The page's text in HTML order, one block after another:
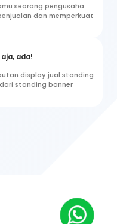
seorang pengusaha
dan memperkuat
ada!
display jual standing
standing banner